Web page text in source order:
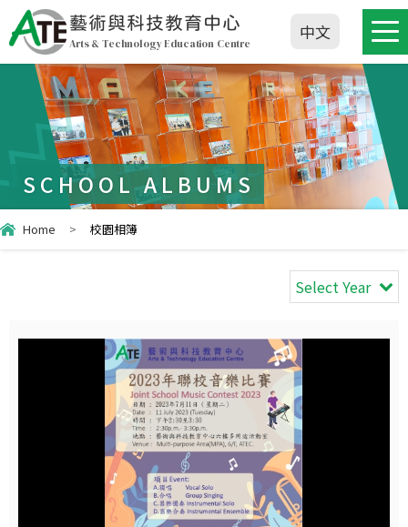
藝術與科技教育中心
Arts & Technology Education Centre
中文
SCHOOL ALBUMS
Home > 校園相簿
Select Year